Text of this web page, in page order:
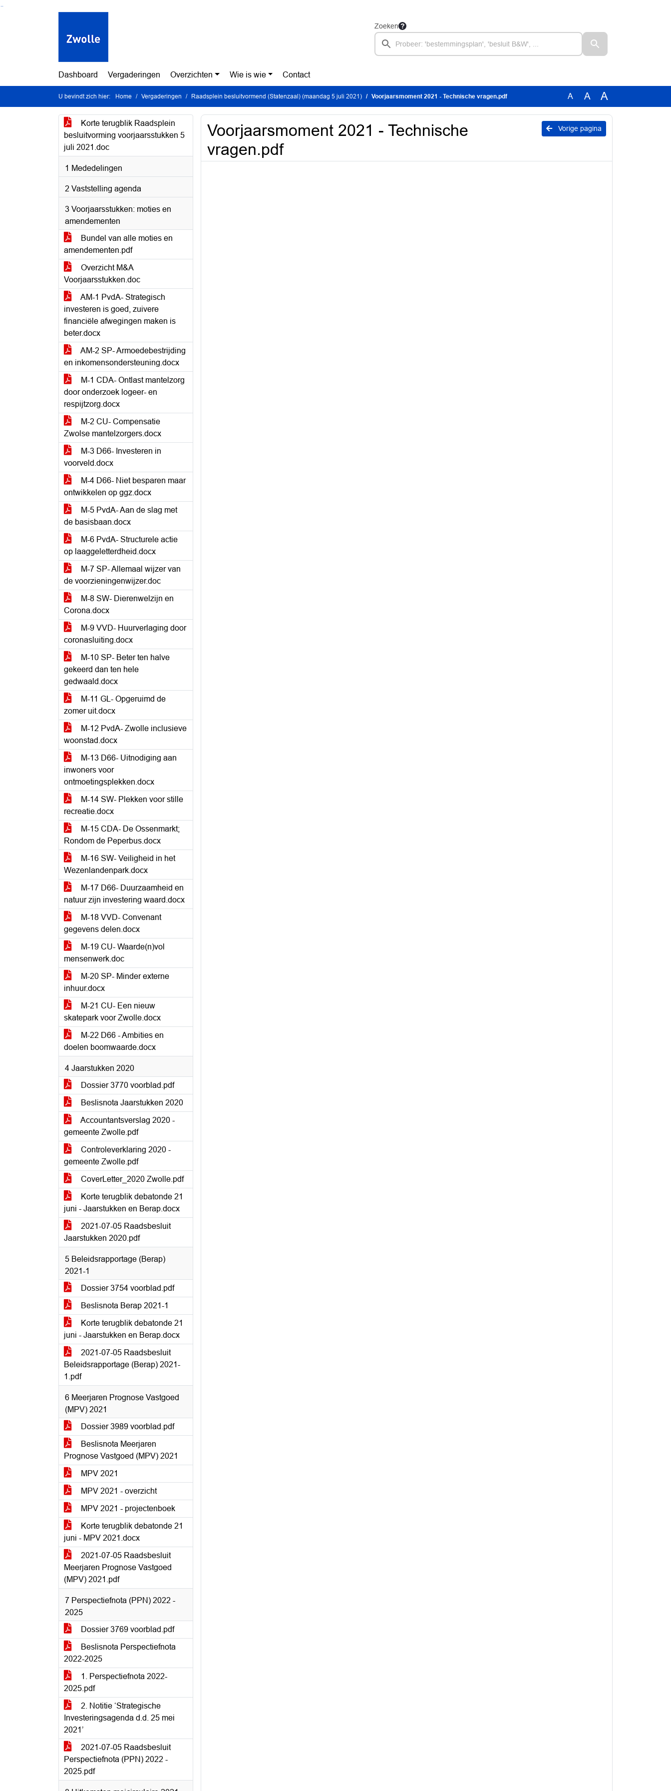
Ga naar de inhoud van deze pagina
Ga naar het zoeken
Ga naar het menu
Zoeken
Dashboard Vergaderingen Overzichten Wie is wie Contact
U bevindt zich hier: Home Vergaderingen Raadsplein besluitvormend (Statenzaal) (maandag 5 juli 2021) Voorjaarsmoment 2021 - Technische vragen.pdf A A A
Korte terugblik Raadsplein
besluitvorming voorjaarsstukken 5
juli 2021.doc
1 Mededelingen
2 Vaststelling agenda
3 Voorjaarsstukken: moties en
amendementen
Bundel van alle moties en
amendementen.pdf
Overzicht M&A
Voorjaarsstukken.doc
AM-1 PvdA- Strategisch
investeren is goed, zuivere
financiële afwegingen maken is
beter.docx
AM-2 SP- Armoedebestrijding
en inkomensondersteuning.docx
M-1 CDA- Ontlast mantelzorg
door onderzoek logeer- en
respijtzorg.docx
M-2 CU- Compensatie
Zwolse mantelzorgers.docx
M-3 D66- Investeren in
voorveld.docx
M-4 D66- Niet besparen maar
ontwikkelen op ggz.docx
M-5 PvdA- Aan de slag met
de basisbaan.docx
M-6 PvdA- Structurele actie
op laaggeletterdheid.docx
M-7 SP- Allemaal wijzer van
de voorzieningenwijzer.doc
M-8 SW- Dierenwelzijn en
Corona.docx
M-9 VVD- Huurverlaging door
coronasluiting.docx
M-10 SP- Beter ten halve
gekeerd dan ten hele
gedwaald.docx
M-11 GL- Opgeruimd de
zomer uit.docx
M-12 PvdA- Zwolle inclusieve
woonstad.docx
M-13 D66- Uitnodiging aan
inwoners voor
ontmoetingsplekken.docx
M-14 SW- Plekken voor stille
recreatie.docx
M-15 CDA- De Ossenmarkt;
Rondom de Peperbus.docx
M-16 SW- Veiligheid in het
Wezenlandenpark.docx
M-17 D66- Duurzaamheid en
natuur zijn investering waard.docx
M-18 VVD- Convenant
gegevens delen.docx
M-19 CU- Waarde(n)vol
mensenwerk.doc
M-20 SP- Minder externe
inhuur.docx
M-21 CU- Een nieuw
skatepark voor Zwolle.docx
M-22 D66 - Ambities en
doelen boomwaarde.docx
4 Jaarstukken 2020
Dossier 3770 voorblad.pdf
Beslisnota Jaarstukken 2020
Accountantsverslag 2020 -
gemeente Zwolle.pdf
Controleverklaring 2020 -
gemeente Zwolle.pdf
CoverLetter_2020 Zwolle.pdf
Korte terugblik debatonde 21
juni - Jaarstukken en Berap.docx
2021-07-05 Raadsbesluit
Jaarstukken 2020.pdf
5 Beleidsrapportage (Berap)
2021-1
Dossier 3754 voorblad.pdf
Beslisnota Berap 2021-1
Korte terugblik debatonde 21
juni - Jaarstukken en Berap.docx
2021-07-05 Raadsbesluit
Beleidsrapportage (Berap) 2021-
1.pdf
6 Meerjaren Prognose Vastgoed
(MPV) 2021
Dossier 3989 voorblad.pdf
Beslisnota Meerjaren
Prognose Vastgoed (MPV) 2021
MPV 2021
MPV 2021 - overzicht
MPV 2021 - projectenboek
Korte terugblik debatonde 21
juni - MPV 2021.docx
2021-07-05 Raadsbesluit
Meerjaren Prognose Vastgoed
(MPV) 2021.pdf
7 Perspectiefnota (PPN) 2022 -
2025
Dossier 3769 voorblad.pdf
Beslisnota Perspectiefnota
2022-2025
1. Perspectiefnota 2022-
2025.pdf
2. Notitie ‘Strategische
Investeringsagenda d.d. 25 mei
2021’
2021-07-05 Raadsbesluit
Perspectiefnota (PPN) 2022 -
2025.pdf
Vorige pagina
Voorjaarsmoment 2021 - Technische
vragen.pdf